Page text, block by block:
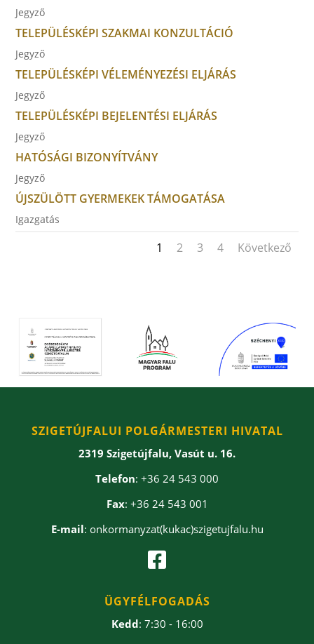
Jegyző
TELEPÜLÉSKÉPI SZAKMAI KONZULTÁCIÓ
Jegyző
TELEPÜLÉSKÉPI VÉLEMÉNYEZÉSI ELJÁRÁS
Jegyző
TELEPÜLÉSKÉPI BEJELENTÉSI ELJÁRÁS
Jegyző
HATÓSÁGI BIZONYÍTVÁNY
Jegyző
ÚJSZÜLÖTT GYERMEKEK TÁMOGATÁSA
Igazgatás
1 2 3 4 Következő
SZIGETÚJFALUI POLGÁRMESTERI HIVATAL
2319 Szigetújfalu, Vasút u. 16.
Telefon: +36 24 543 000
Fax: +36 24 543 001
E-mail: onkormanyzat(kukac)szigetujfalu.hu

ÜGYFÉLFOGADÁS
Kedd: 7:30 - 16:00